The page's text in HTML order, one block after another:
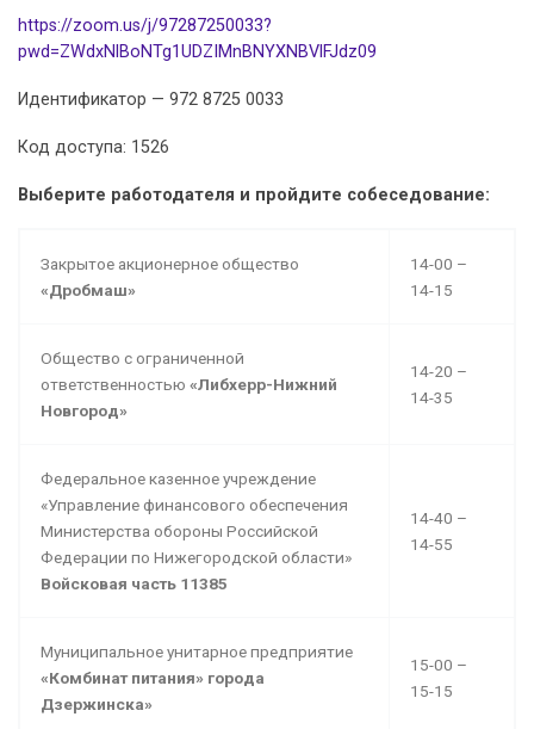
https://zoom.us/j/97287250033?
pwd=ZWdxNlBoNTg1UDZIMnBNYXNBVlFJdz09
Идентификатор — 972 8725 0033
Код доступа: 1526
Выберите работодателя и пройдите собеседование:
Закрытое акционерное общество
«Дробмаш»
14-00 –
14-15
Общество с ограниченной
ответственностью «Либхерр-Нижний
Новгород»
14-20 –
14-35
Федеральное казенное учреждение
«Управление финансового обеспечения
Министерства обороны Российской
Федерации по Нижегородской области»
Войсковая часть 11385
14-40 –
14-55
Муниципальное унитарное предприятие
«Комбинат питания» города
Дзержинска»
15-00 –
15-15